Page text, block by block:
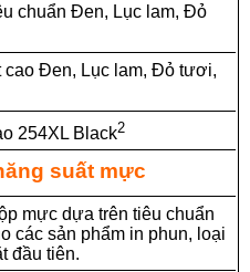
chuẩn Đen, Lục lam, Đỏ
cao Đen, Lục lam, Đỏ tươi,
254XL Black2
suất mực
mực dựa trên tiêu chuẩn
các sản phẩm in phun, loại
đầu tiên.